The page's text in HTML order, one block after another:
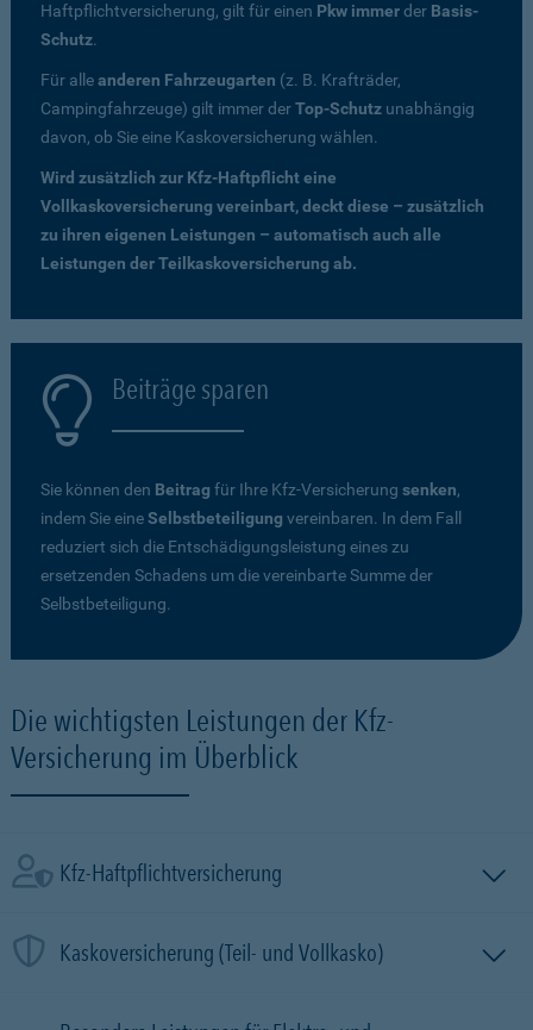
Haftpflichtversicherung, gilt für einen Pkw immerder Basis-
Schutz.
Für alleanderen Fahrzeugarten (z. B. Krafträder,
Campingfahrzeuge) gilt immer derTop-Schutz unabhängig
davon, ob Sie eine Kaskoversicherung wählen.
Wird zusätzlich zur Kfz-Haftpflicht eine
Vollkaskoversicherung vereinbart, deckt diese – zusätzlich
zu ihren eigenen Leistungen – automatisch auch alle
Leistungen der Teilkaskoversicherung ab.
Beiträge sparen
Sie können den Beitrag für Ihre Kfz-Versicherung senken,
indem Sie eineSelbstbeteiligung vereinbaren. In dem Fall
reduziert sich die Entschädigungsleistung eines zu
ersetzenden Schadens um die vereinbarte Summe der
Selbstbeteiligung.
Die wichtigsten Leistungen der Kfz-
Versicherung im Überblick
Kfz-Haftpflichtversicherung
Kaskoversicherung (Teil- und Vollkasko)